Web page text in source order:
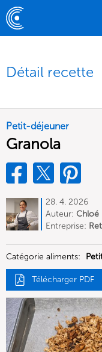
Détail recette
Petit-déjeuner
Granola
28. 4. 2026
Auteur: Chloé
Entreprise:
Catégorie aliments:
Télécharger PDF